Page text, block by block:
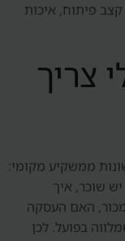
פיתוח, איכות
צריך
ממשקיע מקומי:
שוכר, איך
האם העסקה
בפועל. לכן